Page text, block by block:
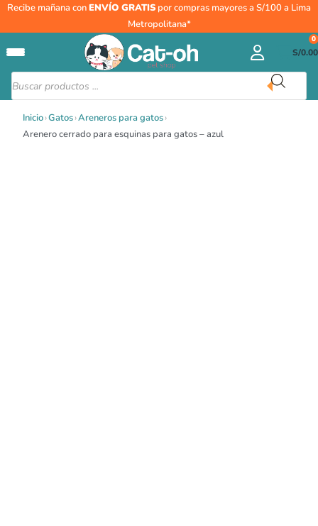
Recibe mañana conENVÍO GRATIS por compras mayores a S/100 a Lima
Metropolitana*
Búsqueda
de
productos
S/0.00
0
Inicio›Gatos›Areneros para gatos›
Arenero cerrado para esquinas para gatos – azul